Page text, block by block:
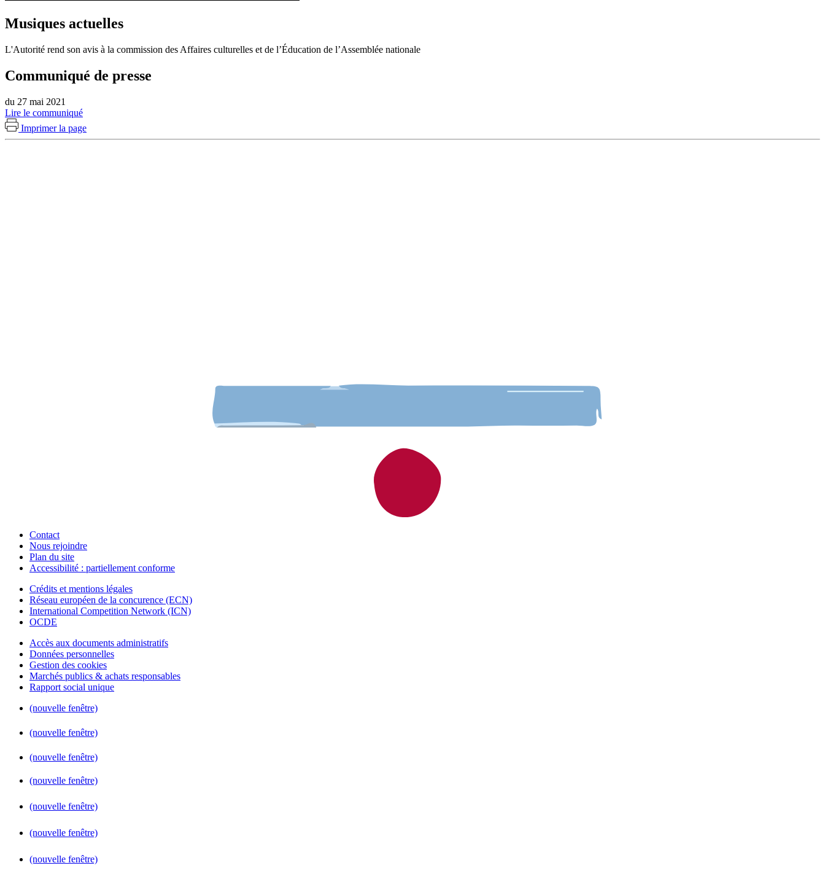
Musiques actuelles
L'Autorité rend son avis à la commission des Affaires culturelles et de l’Éducation de l’Assemblée nationale
Communiqué de presse
du 27 mai 2021
Lire le communiqué
Imprimer la page
Contact
Nous rejoindre
Plan du site
Accessibilité : partiellement conforme
Crédits et mentions légales
Réseau européen de la concurence (ECN)
International Competition Network (ICN)
OCDE
Accès aux documents administratifs
Données personnelles
Gestion des cookies
Marchés publics & achats responsables
Rapport social unique
(nouvelle fenêtre)
(nouvelle fenêtre)
(nouvelle fenêtre)
(nouvelle fenêtre)
(nouvelle fenêtre)
(nouvelle fenêtre)
(nouvelle fenêtre)